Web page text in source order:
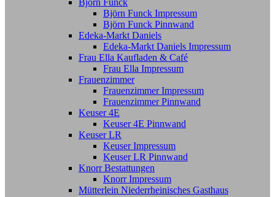
Björn Funck
Björn Funck Impressum
Björn Funck Pinnwand
Edeka-Markt Daniels
Edeka-Markt Daniels Impressum
Frau Ella Kaufladen & Café
Frau Ella Impressum
Frauenzimmer
Frauenzimmer Impressum
Frauenzimmer Pinnwand
Keuser 4E
Keuser 4E Pinnwand
Keuser LR
Keuser Impressum
Keuser LR Pinnwand
Knorr Bestattungen
Knorr Impressum
Mütterlein Niederrheinisches Gasthaus